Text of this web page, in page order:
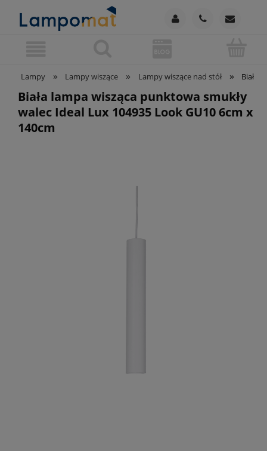
Lampy » Lampy wiszące » Lampy wiszące nad stół » Biała
Biała lampa wisząca punktowa smukły
walec Ideal Lux 104935 Look GU10 6cm x
140cm